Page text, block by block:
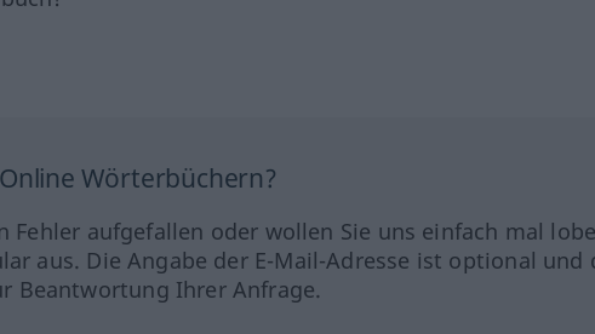
Wörterbüchern?
Fehler aufgefallen oder wollen Sie uns einfach mal
aus. Die Angabe der E-Mail-Adresse ist optional und
Beantwortung Ihrer Anfrage.